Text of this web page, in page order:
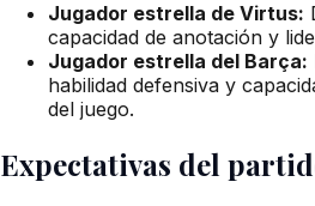
Jugador estrella de Virtus:
capacidad de anotación y
Jugador estrella del Barça:
habilidad defensiva y
del juego.
Expectativas del